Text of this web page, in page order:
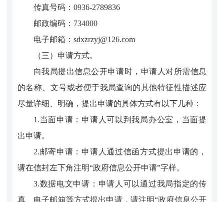
传真号码：0936-2789836
邮政编码：734000
电子邮箱：sdxzrzyj@126.com
（三）申请方式。
向我局提出信息公开申请时，申请人对所需信息
的名称、文号或者便于我局查询的其他特征性描述应
尽量详细、明确，提出申请的具体方式有以下几种：
1.当面申请：申请人可以到我局办公室，当面提
出申请。
2.邮寄申请：申请人通过信函方式提出申请的，
请在信封左下角注明“政府信息公开申请”字样。
3.数据电文申请：申请人可以通过我局指定的传
真、电子邮箱等方式提出申请，请注明“政府信息公开